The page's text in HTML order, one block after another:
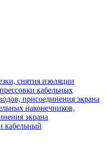
снятия изоляции
кабельных
присоединения экрана
наконечников,
экрана
кабельный